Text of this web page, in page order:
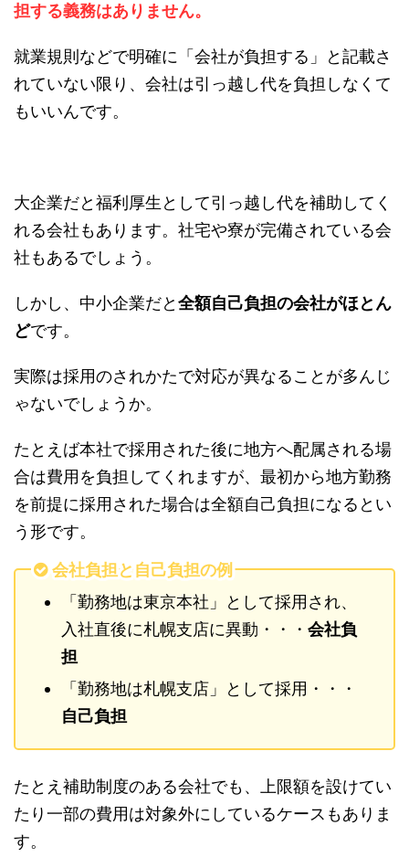
担する義務はありません。
就業規則などで明確に「会社が負担する」と記載さ
れていない限り、会社は引っ越し代を負担しなくて
もいいんです。
大企業だと福利厚生として引っ越し代を補助してく
れる会社もあります。社宅や寮が完備されている会
社もあるでしょう。
しかし、中小企業だと全額自己負担の会社がほとん
どです。
実際は採用のされかたで対応が異なることが多んじ
ゃないでしょうか。
たとえば本社で採用された後に地方へ配属される場
合は費用を負担してくれますが、最初から地方勤務
を前提に採用された場合は全額自己負担になるとい
う形です。
会社負担と自己負担の例
「勤務地は東京本社」として採用され、
入社直後に札幌支店に異動・・・ 会社負
担
「勤務地は札幌支店」として採用・・・
自己負担
たとえ補助制度のある会社でも、上限額を設けてい
たり一部の費用は対象外にしているケースもありま
す。